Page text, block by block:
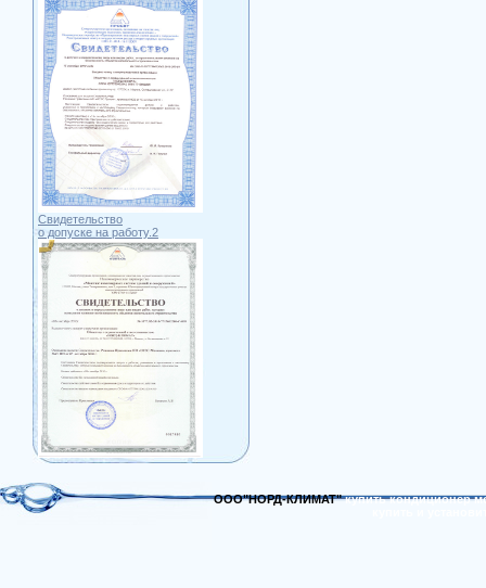
Свидетельство
о допуске на работу.2
ООО"НОРД-КЛИМАТ"купить кондиционер